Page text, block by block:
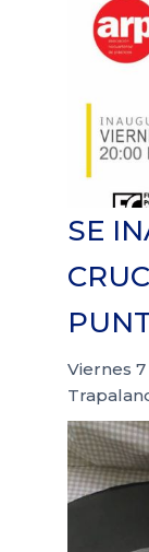
SE
Viernes